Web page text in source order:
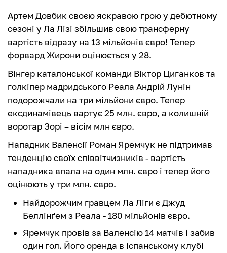
Артем Довбик своєю яскравою грою у дебютному
сезоні у Ла Лізі збільшив свою трансферну
вартість відразу на 13 мільйонів євро! Тепер
форвард Жирони оцінюється у 28.
Вінгер каталонської команди Віктор Циганков та
голкіпер мадридського Реала Андрій Лунін
подорожчали на три мільйони євро. Тепер
ексдинамівець вартує 25 млн. євро, а колишній
воротар Зорі – вісім млн євро.
Нападник Валенсії Роман Яремчук не підтримав
тенденцію своїх співвітчизників - вартість
нападника впала на один млн. євро і тепер його
оцінюють у три млн. євро.
Найдорожчим гравцем Ла Ліги є Джуд
Беллінґем з Реала - 180 мільйонів євро.
Яремчук провів за Валенсію 14 матчів і забив
один гол. Його оренда в іспанському клубі